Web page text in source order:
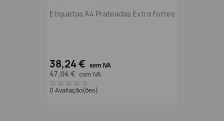
Etiquetas A4 Prateadas Extra Fortes
38,24 € sem IVA
47,04 € com IVA
0 Avaliação(ões)